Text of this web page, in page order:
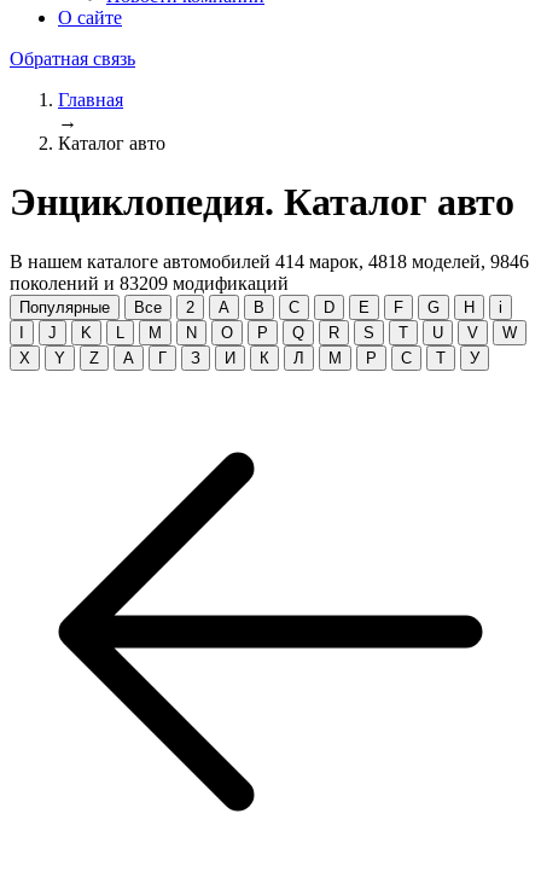
О сайте
Обратная связь
Главная
→
Каталог авто
Энциклопедия. Каталог авто
В нашем каталоге автомобилей 414 марок, 4818 моделей, 9846
поколений и 83209 модификаций
Популярные Все 2 A B C D E F G H
i
J K M N O P Q R S T U V
W
X
Y Z А Г З И К Л М Р С Т У